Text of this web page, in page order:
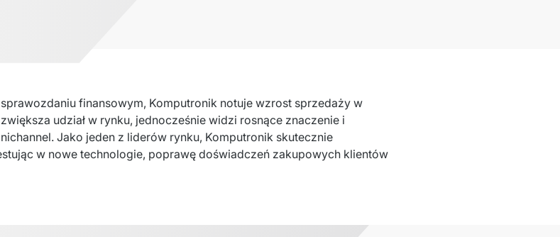
finansowym, Komputronik notuje wzrost sprzedaży w
udział w rynku, jednocześnie widzi rosnące znaczenie i
Jako jeden z liderów rynku, Komputronik skutecznie
w nowe technologie, poprawę doświadczeń zakupowych klientów